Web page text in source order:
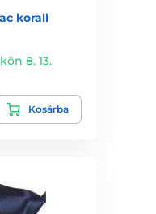
korall
8. 13.
Kosárba